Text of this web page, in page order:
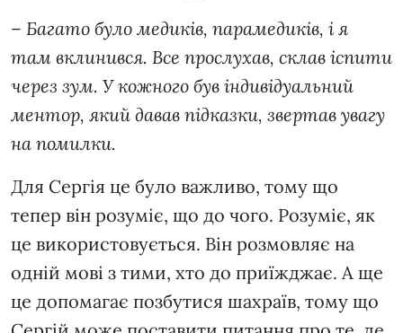
– Багато було медиків, парамедиків, і я
там вклинився. Все прослухав, склав іспити
через зум. У кожного був індивідуальний
ментор, який давав підказки, звертав увагу
на помилки.
Для Сергія це було важливо, тому що
тепер він розуміє, що до чого. Розуміє, як
це використовується. Він розмовляє на
одній мові з тими, хто до приїжджає. А ще
це допомагає позбутися шахраїв, тому що